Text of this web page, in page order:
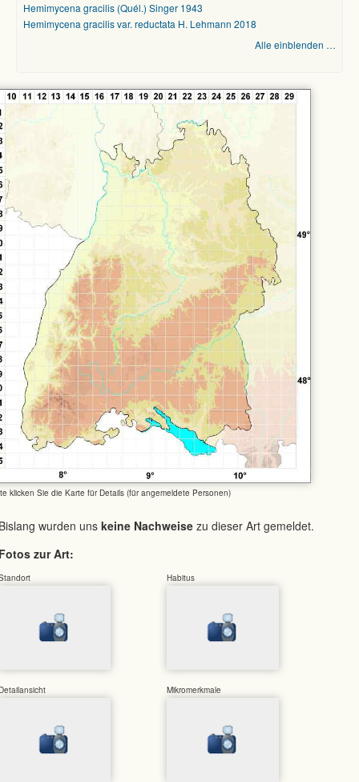
Hemimycena gracilis (Quél.) Singer 1943
Hemimycena gracilis var. reductata H. Lehmann 2018
Alle einblenden …
klicken Sie die Karte für Details (für angemeldete Personen)
wurden uns keine Nachweise zu dieser Art gemeldet.
zur Art:
Habitus
Mikromerkmale